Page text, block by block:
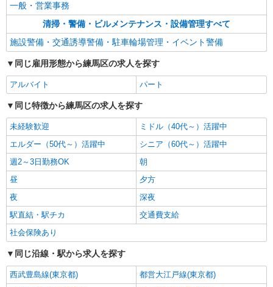
資格者（資格が必要な現場での勤務時） 日給
15,000円〜 さらに・・・ ★交通誘導警備2級、ま
たは指導教育責任者の資格をお持ちの方は、 サ
ンエス警備保障特別給付金 100,000円支給 ※30
勤務30,000円 さらに30勤務後70,000円（規定
有） ★過去3年以内に1年以上の経験ある方は、7
時間の新任研修後、 研修費として60,000円支給
（規定有）
東京都練馬区 ※周辺エリアにも勤務地多数♪
※勤務地充足の際は、他近隣の勤務地をご案内い
たします
キープ
アルバイト
サンエス警備保障株式会社 新宿支社
高日給の交通誘導警備
無資格・未経験の方 日給13,500円〜 交通誘導
警備2級資格者 日給14,000円〜 交通誘導警備2級
資格者（資格が必要な現場での勤務時） 日給
たは指導教育責任者の資格をお持ちの方は、 サ
ンエス警備保障特別給付金 100,000円支給 ※30
勤務30,000円 さらに30勤務後70,000円（規定
有） ★過去3年以内に1年以上の経験ある方は、7
時間の新任研修後、 研修費として60,000円支給
（規定有）
東京都練馬区 ※周辺エリアにも勤務地多数♪
※勤務地充足の際は、他近隣の勤務地をご案内い
たします
キープ 詳細を見る
アルバイト パート
株式会社五十嵐商会
［A］公共施設受付スタッフ（契） ［B］警備
スタッフ（パ・ア）
［A］［月〜金］日給14,560円〜 ［土日祝
（1）］日給23,610円〜 ［土日祝（2）］日給
一般・営業事務
清掃・警備・ビルメンテナンス・設備管理すべて
施設警備・交通誘導警備・駐車輪場管理・イベント警備
同じ雇用形態から練馬区の求人を探す
アルバイト パート
同じ特徴から練馬区の求人を探す
未経験歓迎
ミドル（40代～）活躍中
エルダー（50代～）活躍中
シニア（60代～）活躍中
週2～3日勤務OK
朝
昼
夕方
夜
深夜
駅直結・駅チカ
交通費支給
社会保険あり
同じ沿線・駅から求人を探す
西武豊島線(東京都)
都営大江戸線(東京都)